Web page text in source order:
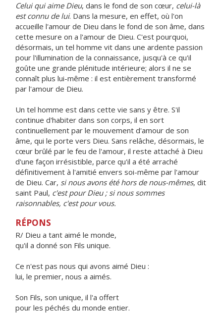
Celui qui aime Dieu, dans le fond de son cœur, celui-là
est connu de lui. Dans la mesure, en effet, où l'on
accueille l'amour de Dieu dans le fond de son âme, dans
cette mesure on a l'amour de Dieu. C'est pourquoi,
désormais, un tel homme vit dans une ardente passion
pour l'illumination de la connaissance, jusqu'à ce qu'il
goûte une grande plénitude intérieure; alors il ne se
connaît plus lui-même : il est entièrement transformé
par l'amour de Dieu.
Un tel homme est dans cette vie sans y être. S'il
continue d'habiter dans son corps, il en sort
continuellement par le mouvement d'amour de son
âme, qui le porte vers Dieu. Sans relâche, désormais, le
cœur brûlé par le feu de l'amour, il reste attaché à Dieu
d'une façon irrésistible, parce qu'il a été arraché
définitivement à l'amitié envers soi-même par l'amour
de Dieu. Car, si nous avons été hors de nous-mêmes, dit
saint Paul, c'est pour Dieu ; si nous sommes
raisonnables, c'est pour vous.
RÉPONS
R/ Dieu a tant aimé le monde,
qu'il a donné son Fils unique.
Ce n'est pas nous qui avons aimé Dieu :
lui, le premier, nous a aimés.
Son Fils, son unique, il l'a offert
pour les péchés du monde entier.